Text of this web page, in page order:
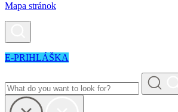
Mapa stránok
E-PRIHLÁŠKA